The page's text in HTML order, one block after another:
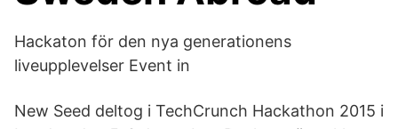
Hackaton för den nya generationens
liveupplevelser Event in
New Seed deltog i TechCrunch Hackathon 2015 i